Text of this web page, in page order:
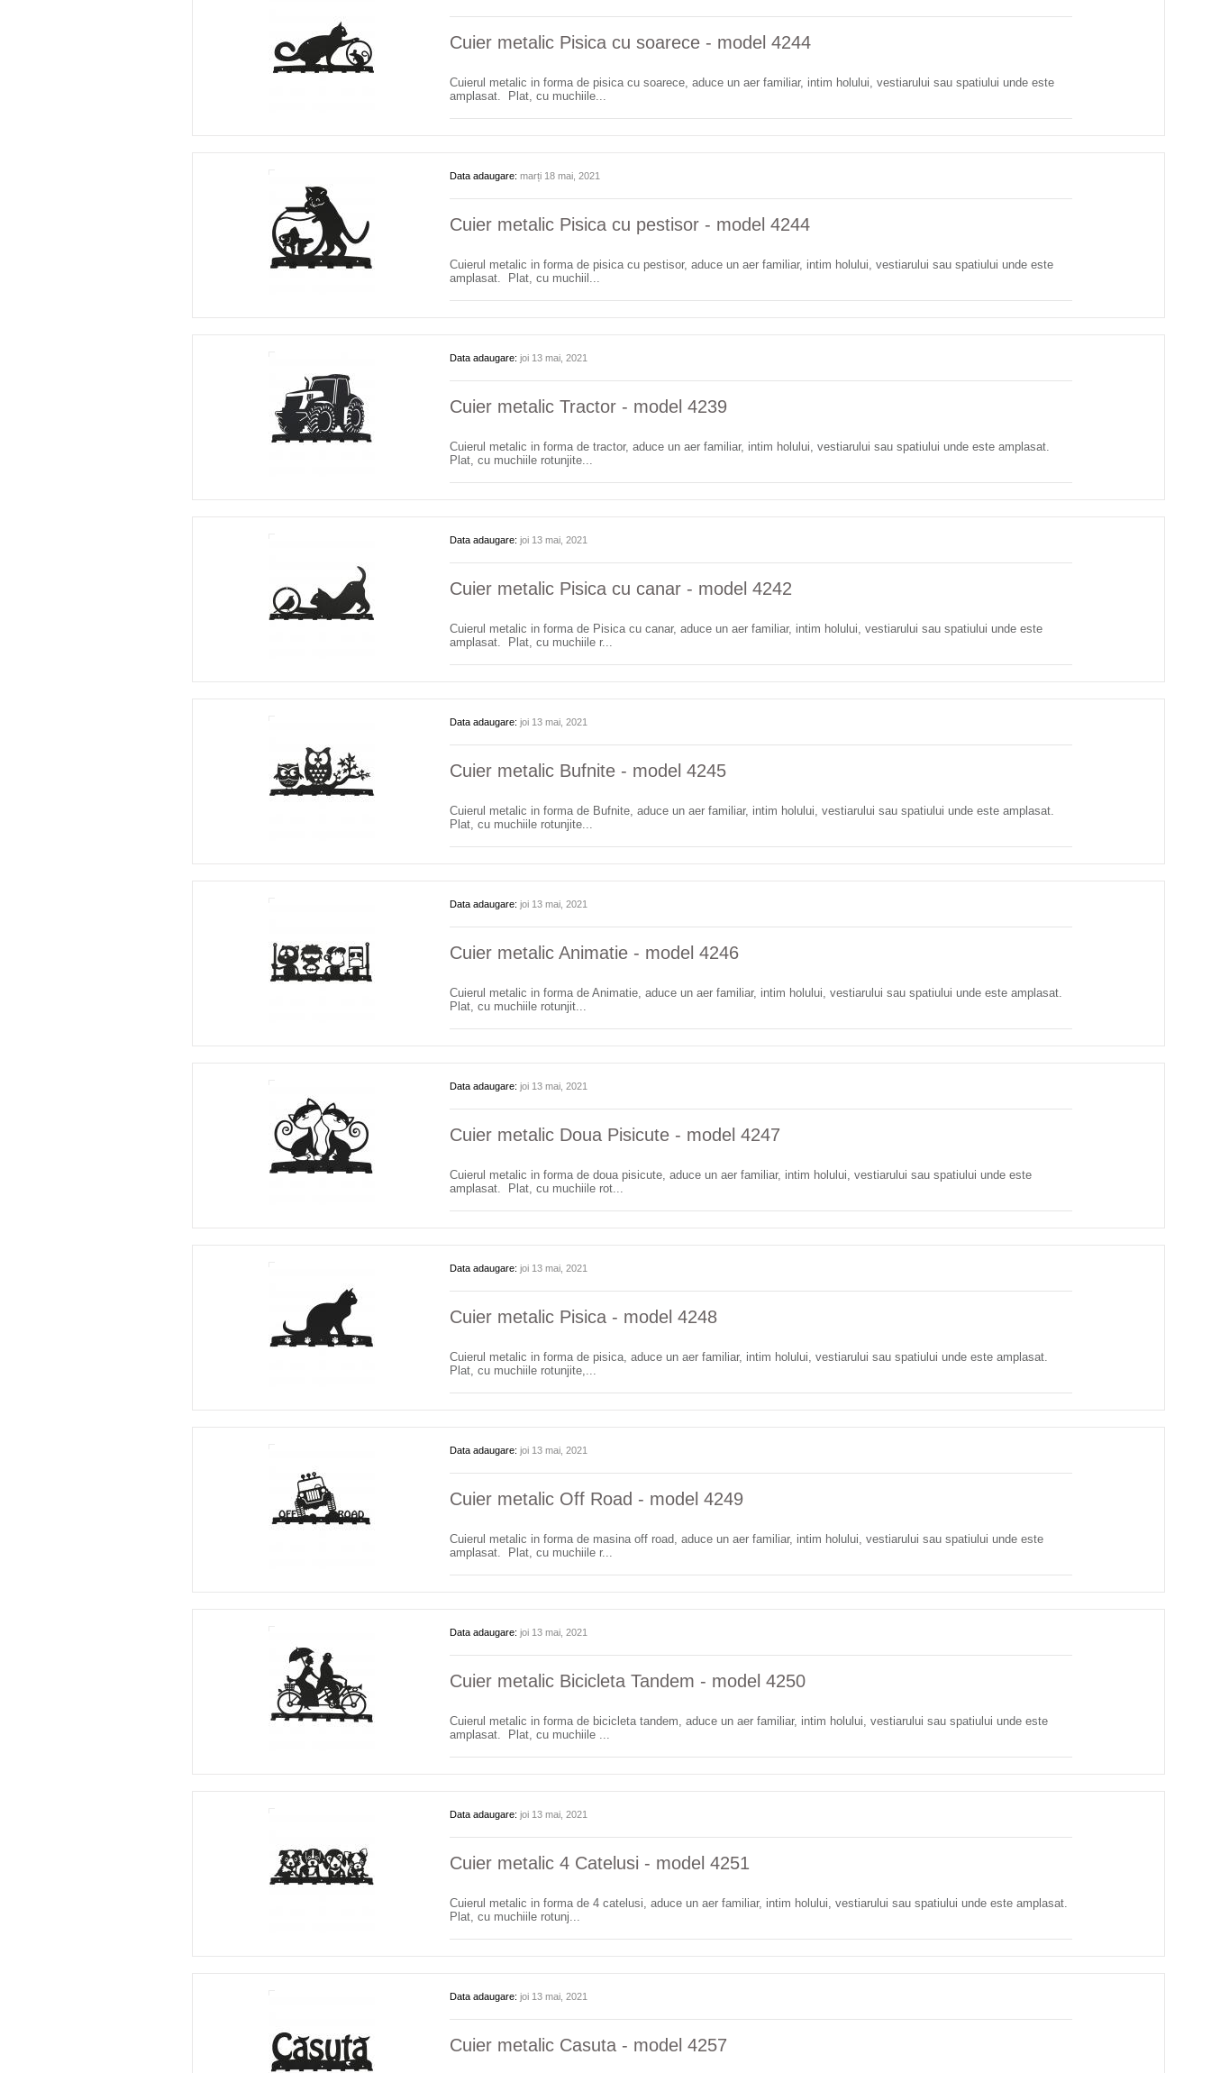
Cuier metalic Pisica cu soarece - model 4244
Cuierul metalic in forma de pisica cu soarece, aduce un aer familiar, intim holului, vestiarului sau spatiului unde este
amplasat. Plat, cu muchiile...
Data adaugare: marți 18 mai, 2021
Cuier metalic Pisica cu pestisor - model 4244
Cuierul metalic in forma de pisica cu pestisor, aduce un aer familiar, intim holului, vestiarului sau spatiului unde este
amplasat. Plat, cu muchiil...
Data adaugare: joi 13 mai, 2021
Cuier metalic Tractor - model 4239
Cuierul metalic in forma de tractor, aduce un aer familiar, intim holului, vestiarului sau spatiului unde este amplasat.
Plat, cu muchiile rotunjite...
Data adaugare: joi 13 mai, 2021
Cuier metalic Pisica cu canar - model 4242
Cuierul metalic in forma de Pisica cu canar, aduce un aer familiar, intim holului, vestiarului sau spatiului unde este
amplasat. Plat, cu muchiile r...
Data adaugare: joi 13 mai, 2021
Cuier metalic Bufnite - model 4245
Cuierul metalic in forma de Bufnite, aduce un aer familiar, intim holului, vestiarului sau spatiului unde este amplasat.
Plat, cu muchiile rotunjite...
Data adaugare: joi 13 mai, 2021
Cuier metalic Animatie - model 4246
Cuierul metalic in forma de Animatie, aduce un aer familiar, intim holului, vestiarului sau spatiului unde este amplasat.
Plat, cu muchiile rotunjit...
Data adaugare: joi 13 mai, 2021
Cuier metalic Doua Pisicute - model 4247
Cuierul metalic in forma de doua pisicute, aduce un aer familiar, intim holului, vestiarului sau spatiului unde este
amplasat. Plat, cu muchiile rot...
Data adaugare: joi 13 mai, 2021
Cuier metalic Pisica - model 4248
Cuierul metalic in forma de pisica, aduce un aer familiar, intim holului, vestiarului sau spatiului unde este amplasat.
Plat, cu muchiile rotunjite,...
Data adaugare: joi 13 mai, 2021
Cuier metalic Off Road - model 4249
Cuierul metalic in forma de masina off road, aduce un aer familiar, intim holului, vestiarului sau spatiului unde este
amplasat. Plat, cu muchiile r...
Data adaugare: joi 13 mai, 2021
Cuier metalic Bicicleta Tandem - model 4250
Cuierul metalic in forma de bicicleta tandem, aduce un aer familiar, intim holului, vestiarului sau spatiului unde este
amplasat. Plat, cu muchiile ...
Data adaugare: joi 13 mai, 2021
Cuier metalic 4 Catelusi - model 4251
Cuierul metalic in forma de 4 catelusi, aduce un aer familiar, intim holului, vestiarului sau spatiului unde este amplasat.
Plat, cu muchiile rotunj...
Data adaugare: joi 13 mai, 2021
Cuier metalic Casuta - model 4257